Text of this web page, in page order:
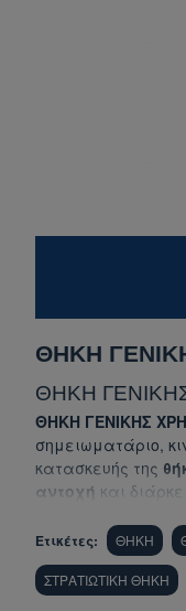
ΘΗΚΗ
ΘΗΚΗ
ΘΗΚΗ ΓΕΝΙΚΗΣ
σημειωματάριο,
κατασκευής της
αντοχή και
Ετικέτες: ΘΗΚΗ
ΣΤΡΑΤΙΩΤΙΚΗ ΘΗΚΗ